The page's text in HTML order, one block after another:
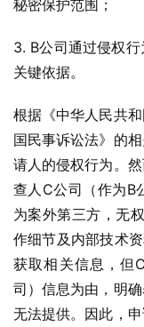
秘密保护范围；
3. B公司通过侵权
关键依据。
根据《中华人民共
国民事诉讼法》的
请人的侵权行为。
查人C公司（作为B
为案外第三方，无
作细节及内部技术
获取相关信息，但
司）信息为由，明
无法提供。因此，